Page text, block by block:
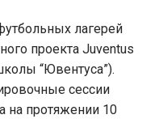
лагерей
проекта Juventus
“Ювентуса”).
сессии
на протяжении 10